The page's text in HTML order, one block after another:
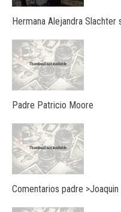
Hermana Alejandra Slachter
Padre Patricio Moore
Comentarios padre >Joaquin